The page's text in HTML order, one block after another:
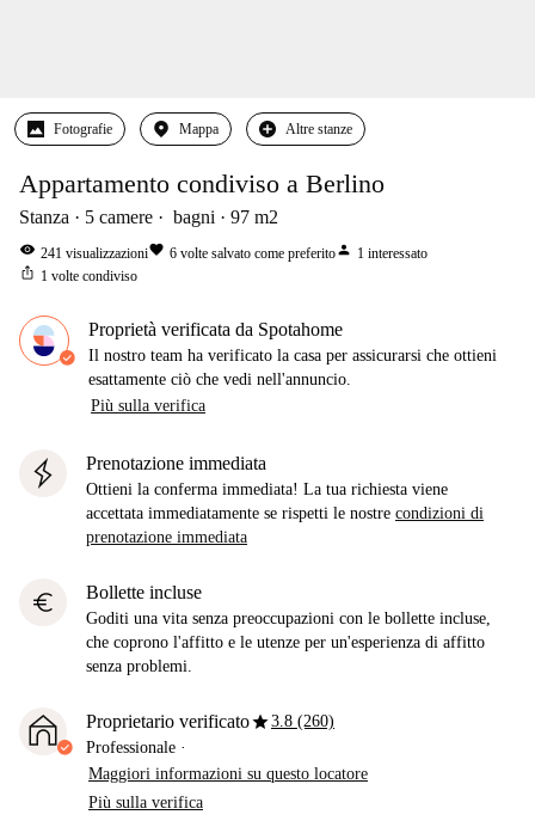
Fotografie Mappa Altre stanze
Appartamento condiviso a Berlino
Stanza 5 camere bagni 97 m2
visibility 241 visualizzazionifavorite 6 volte salvato come preferitoperson 1 interessato
ios_share 1 volte condiviso
Proprietà verificata da Spotahome
Il nostro team ha verificato la casa per assicurarsi che ottieni
esattamente ciò che vedi nell'annuncio.
Più sulla verifica
Prenotazione immediata
Ottieni la conferma immediata! La tua richiesta viene
accettata immediatamente se rispetti le nostre condizioni di
prenotazione immediata
euro Bollette incluse
Goditi una vita senza preoccupazioni con le bollette incluse,
che coprono l'affitto e le utenze per un'esperienza di affitto
senza problemi.
Proprietario verificatostar3.8 (260)
Professionale ·
Maggiori informazioni su questo locatore
Più sulla verifica